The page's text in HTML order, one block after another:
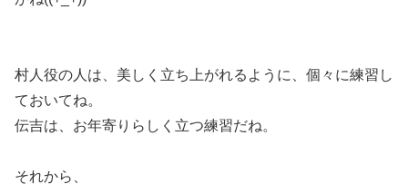
村人役の人は、美しく立ち上がれるように、個々に練習し
ておいてね。
伝吉は、お年寄りらしく立つ練習だね。
それから、